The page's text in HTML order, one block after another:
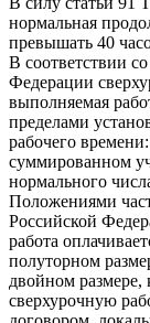
нормальная
превышать 40
В соответствии
Федерации
выполняемая
пределами
рабочего
суммированном
нормального
Положениями
Российской
работа
полуторном
двойном размере,
сверхурочную